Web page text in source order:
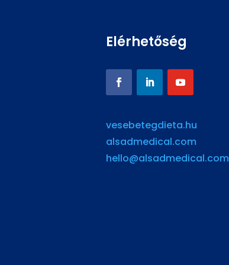
Elérhetőség
vesebetegdieta.hu
alsadmedical.com
hello@alsadmedical.com